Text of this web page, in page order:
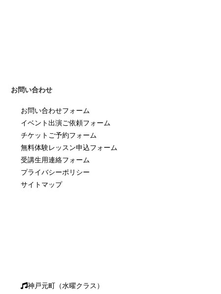
お問い合わせ
お問い合わせフォーム
イベント出演ご依頼フォーム
チケットご予約フォーム
無料体験レッスン申込フォーム
受講生用連絡フォーム
プライバシーポリシー
サイトマップ
神戸元町（水曜クラス）